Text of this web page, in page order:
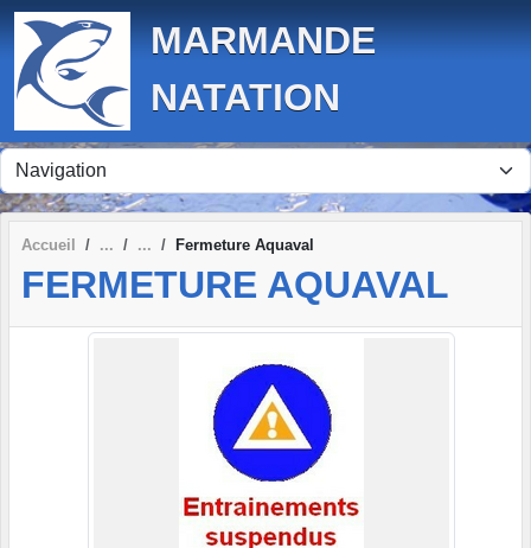
MARMANDE
NATATION
Accueil Fermeture Aquaval
FERMETURE AQUAVAL
Panneau de gestion des cookies